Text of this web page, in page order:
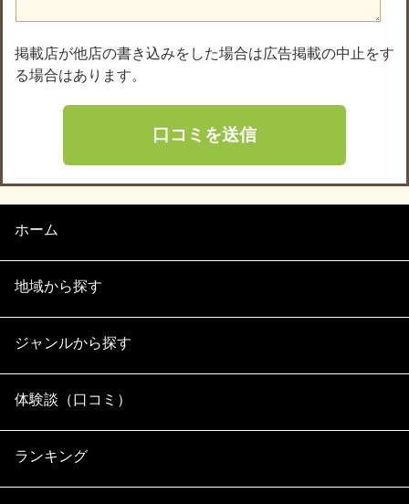
掲載店が他店の書き込みをした場合は広告掲載の中止をす
る場合はあります。
ホーム
地域から探す
ジャンルから探す
体験談（口コミ）
ランキング